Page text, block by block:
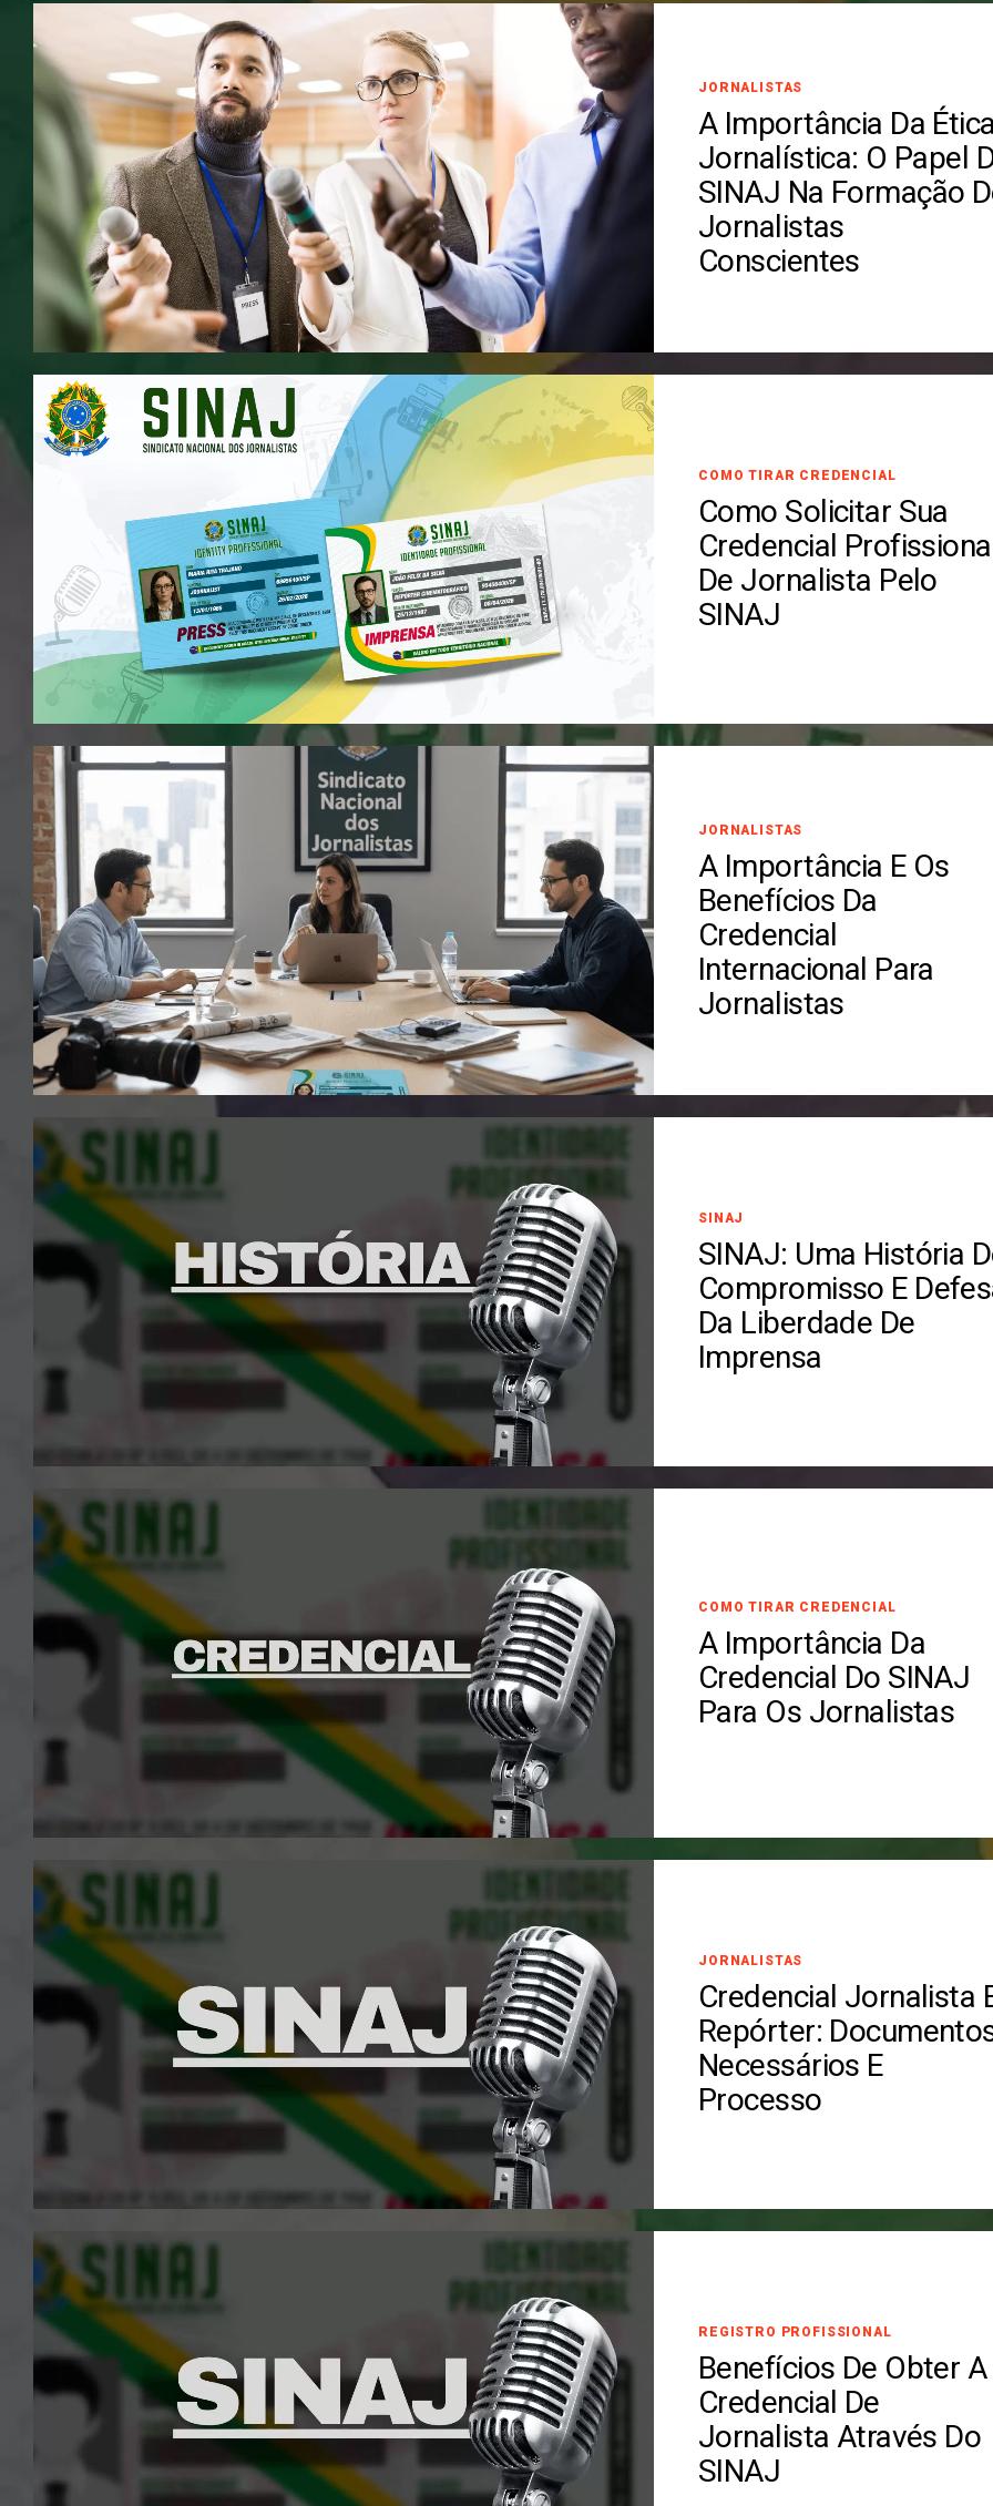
JORNALISTAS
A Importância Da
Jornalística: O Papel
SINAJ Na Formação
Jornalistas
Conscientes
COMO TIRAR CREDENCIAL
Como Solicitar Sua
Credencial
De Jornalista Pelo
SINAJ
JORNALISTAS
A Importância E Os
Benefícios Da
Credencial
Internacional Para
Jornalistas
SINAJ
SINAJ: Uma História
Compromisso E
Da Liberdade De
Imprensa
COMO TIRAR CREDENCIAL
A Importância Da
Credencial Do SINAJ
Para Os Jornalistas
JORNALISTAS
Credencial Jornalista
Repórter:
Necessários E
Processo
REGISTRO PROFISSIONAL
Benefícios De Obter A
Credencial De
Jornalista Através Do
SINAJ